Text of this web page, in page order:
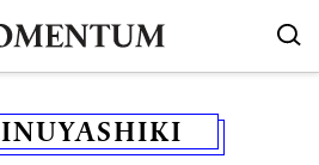
INUYASHIKI